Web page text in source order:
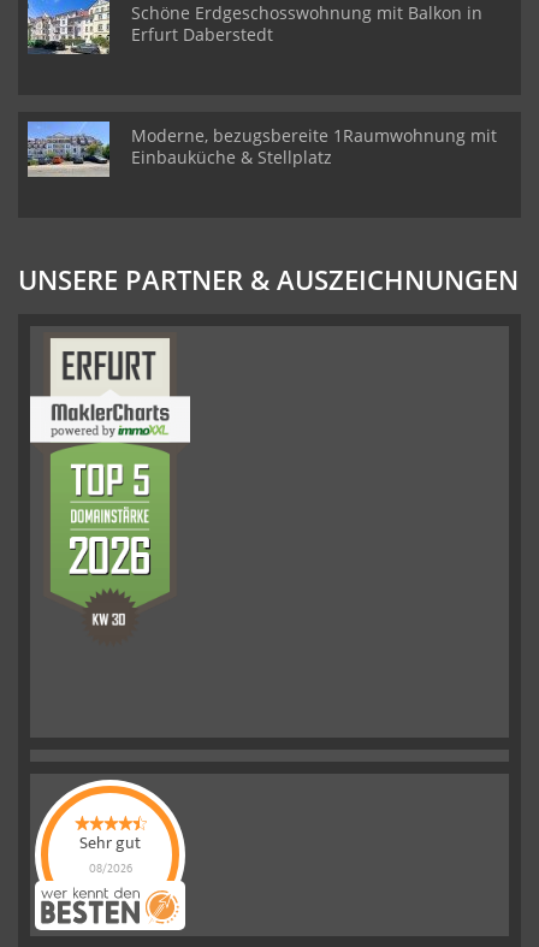
Schöne Erdgeschosswohnung mit Balkon in
Erfurt Daberstedt
Moderne, bezugsbereite 1Raumwohnung mit
Einbauküche & Stellplatz
UNSERE PARTNER & AUSZEICHNUNGEN
Sehr gut
08/2026
Schelkmann
Immobilienhat